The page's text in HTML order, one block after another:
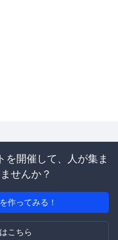
開催して、人が集ま
せんか？
作ってみる！
こちら